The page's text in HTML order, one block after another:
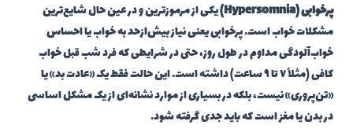
پرخوابی (Hypersomnia)
یکی از مرموزترین و در عین حال شایع‌ترین
مشکلات خواب است. پرخوابی یعنی نیاز بیش‌ازحد به خواب یا احساس
خواب‌آلودگی مداوم در طول روز، حتی در شرایطی که فرد شب قبل خواب
کافی (مثلاً ۷ تا ۹ ساعت) داشته است. این حالت فقط یک «عادت بد» یا
«تن‌پروری» نیست، بلکه در بسیاری از موارد نشانه‌ای از یک مشکل اساسی
در بدن یا مغز است که باید جدی گرفته شود.